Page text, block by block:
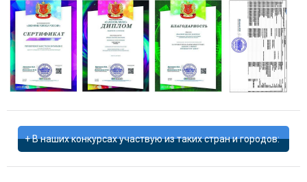
В наших конкурсах участвую из таких стран и городов: